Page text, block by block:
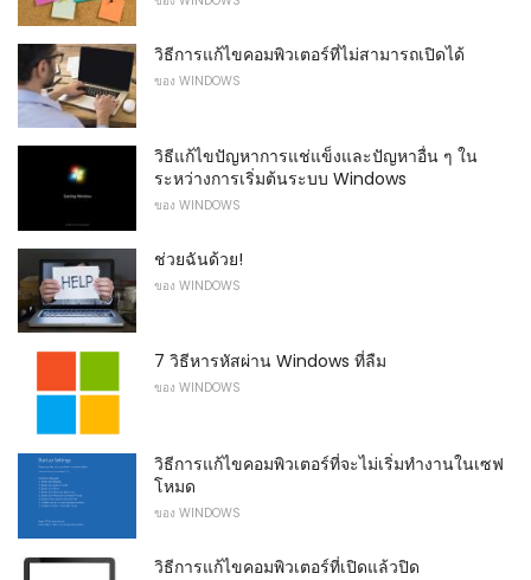
วิธีการแก้ไขคอมพิวเตอร์ที่ไม่สามารถเปิดได้
ของ WINDOWS
วิธีแก้ไขปัญหาการแช่แข็งและปัญหาอื่น ๆ ใน
ระหว่างการเริ่มต้นระบบ Windows
ของ WINDOWS
ช่วยฉันด้วย!
ของ WINDOWS
7 วิธีหารหัสผ่าน Windows ที่ลืม
ของ WINDOWS
วิธีการแก้ไขคอมพิวเตอร์ที่จะไม่เริ่มทำงานในเซฟ
โหมด
ของ WINDOWS
วิธีการแก้ไขคอมพิวเตอร์ที่เปิดแล้วปิด